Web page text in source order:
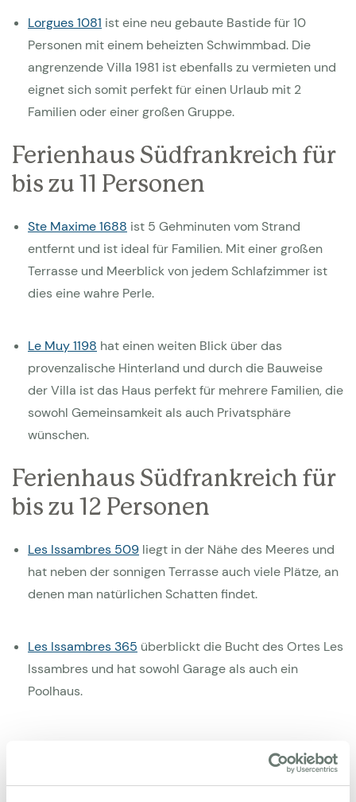
Lorgues 1081 ist eine neu gebaute Bastide für 10
Personen mit einem beheizten Schwimmbad. Die
angrenzende Villa 1981 ist ebenfalls zu vermieten und
eignet sich somit perfekt für einen Urlaub mit 2
Familien oder einer großen Gruppe.
Ferienhaus Südfrankreich für
bis zu 11 Personen
Ste Maxime 1688 ist 5 Gehminuten vom Strand
entfernt und ist ideal für Familien. Mit einer großen
Terrasse und Meerblick von jedem Schlafzimmer ist
dies eine wahre Perle.
Le Muy 1198 hat einen weiten Blick über das
provenzalische Hinterland und durch die Bauweise
der Villa ist das Haus perfekt für mehrere Familien, die
sowohl Gemeinsamkeit als auch Privatsphäre
wünschen.
Ferienhaus Südfrankreich für
bis zu 12 Personen
Les Issambres 509 liegt in der Nähe des Meeres und
hat neben der sonnigen Terrasse auch viele Plätze, an
denen man natürlichen Schatten findet.
Les Issambres 365 überblickt die Bucht des Ortes Les
Issambres und hat sowohl Garage als auch ein
Poolhaus.